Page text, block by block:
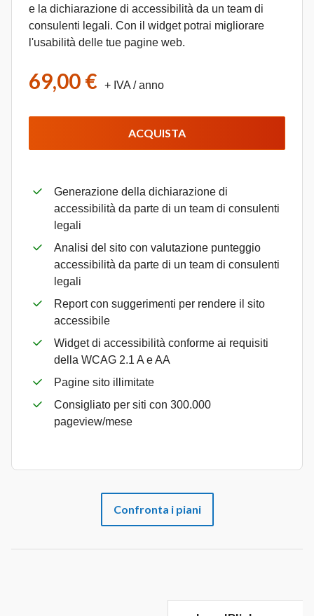
e la dichiarazione di accessibilità da un team di
consulenti legali. Con il widget potrai migliorare
l'usabilità delle tue pagine web.
69,00 € + IVA / anno
ACQUISTA
Generazione della dichiarazione di
accessibilità da parte di un team di consulenti
legali
Analisi del sito con valutazione punteggio
accessibilità da parte di un team di consulenti
legali
Report con suggerimenti per rendere il sito
accessibile
Widget di accessibilità conforme ai requisiti
della WCAG 2.1 A e AA
Pagine sito illimitate
Consigliato per siti con 300.000
pageview/mese
Confronta i piani